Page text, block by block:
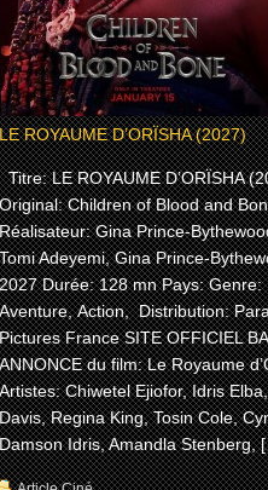
LE ROYAUME D’ORÏSHA (2027)
Titre: LE ROYAUME D’ORÏSHA
Original: Children of Blood and
Réalisateur: Gina Prince-
Tomi Adeyemi, Gina Prince-
2027 Durée: 128 mn Pays: Genre:
Aventure, Action, Distribution:
Pictures France SITE OFFICIEL
ANNONCE du film: Le Royaume
Artistes: Chiwetel Ejiofor, Idris
Davis, Regina King, Tosin Cole,
Damson Idris, Amandla Stenberg,